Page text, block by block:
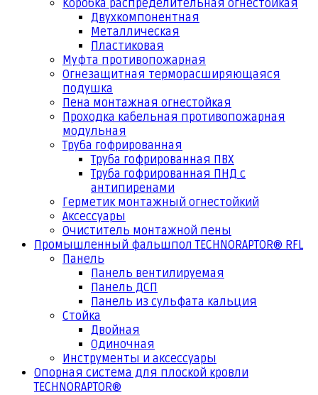
Коробка распределительная огнестойкая
Двухкомпонентная
Металлическая
Пластиковая
Муфта противопожарная
Огнезащитная терморасширяющаяся
подушка
Пена монтажная огнестойкая
Проходка кабельная противопожарная
модульная
Труба гофрированная
Труба гофрированная ПВХ
Труба гофрированная ПНД с
антипиренами
Герметик монтажный огнестойкий
Аксессуары
Очиститель монтажной пены
Промышленный фальшпол TECHNORAPTOR® RFL
Панель
Панель вентилируемая
Панель ДСП
Панель из сульфата кальция
Стойка
Двойная
Одиночная
Инструменты и аксессуары
Опорная система для плоской кровли
TECHNORAPTOR®